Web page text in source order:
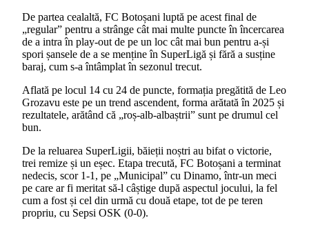
De partea cealaltă, FC Botoșani luptă pe acest final de
„regular” pentru a strânge cât mai multe puncte în încercarea
de a intra în play-out de pe un loc cât mai bun pentru a-și
spori șansele de a se menține în SuperLigă și fără a susține
baraj, cum s-a întâmplat în sezonul trecut.
Aflată pe locul 14 cu 24 de puncte, formația pregătită de Leo
Grozavu este pe un trend ascendent, forma arătată în 2025 și
rezultatele, arătând că „roș-alb-albaștrii” sunt pe drumul cel
bun.
De la reluarea SuperLigii, băieții noștri au bifat o victorie,
trei remize și un eșec. Etapa trecută, FC Botoșani a terminat
nedecis, scor 1-1, pe „Municipal” cu Dinamo, într-un meci
pe care ar fi meritat să-l câștige după aspectul jocului, la fel
cum a fost și cel din urmă cu două etape, tot de pe teren
propriu, cu Sepsi OSK (0-0).